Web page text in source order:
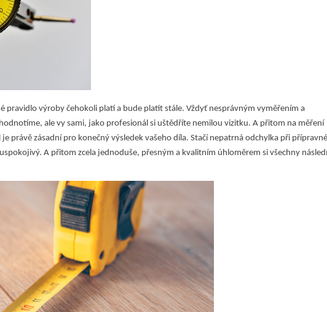
pravidlo výroby čehokoli platí a bude platit stále. Vždyť nesprávným vyměřením a
ale vy sami, jako profesionál si uštědříte nemilou vizitku. A přitom na měření
právě zásadní pro konečný výsledek vašeho díla. Stačí nepatrná odchylka při
A přitom zcela jednoduše, přesným a kvalitním úhloměrem si všechny